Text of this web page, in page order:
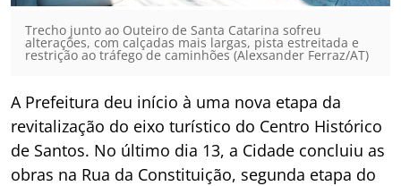
Trecho junto ao Outeiro de Santa Catarina sofreu
alterações, com calçadas mais largas, pista estreitada e
restrição ao tráfego de caminhões (Alexsander Ferraz/AT)
A Prefeitura deu início à uma nova etapa da
revitalização do eixo turístico do Centro Histórico
de Santos. No último dia 13, a Cidade concluiu as
obras na Rua da Constituição, segunda etapa do